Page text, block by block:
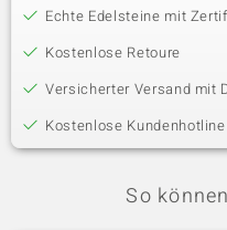
Echte Edelsteine mit
Kostenlose Retoure
Versicherter Versand mit
Kostenlose
So